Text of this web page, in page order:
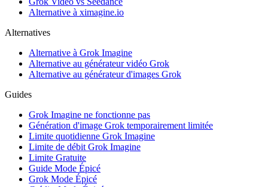
Alternative à ximagine.io
Alternatives
Alternative à Grok Imagine
Alternative au générateur vidéo Grok
Alternative au générateur d'images Grok
Guides
Grok Imagine ne fonctionne pas
Génération d'image Grok temporairement limitée
Limite quotidienne Grok Imagine
Limite de débit Grok Imagine
Limite Gratuite
Guide Mode Épicé
Grok Mode Épicé